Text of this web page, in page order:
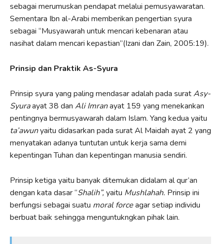
sebagai merumuskan pendapat melalui pemusyawaratan.
Sementara Ibn al-Arabi memberikan pengertian syura
sebagai “Musyawarah untuk mencari kebenaran atau
nasihat dalam mencari kepastian”(Izani dan Zain, 2005:19).
Prinsip dan Praktik As-Syura
Prinsip syura yang paling mendasar adalah pada suratAsy-
Syuraayat 38 dan Ali Imranayat 159 yang menekankan
pentingnya bermusyawarah dalam Islam. Yang kedua yaitu
ta’awunyaitu didasarkan pada surat Al Maidah ayat 2 yang
menyatakan adanya tuntutan untuk kerja sama demi
kepentingan Tuhan dan kepentingan manusia sendiri.
Prinsip ketiga yaitu banyak ditemukan didalam al qur’an
dengan kata dasar “Shalih”, yaitu Mushlahah. Prinsip ini
berfungsi sebagai suatu moral forceagar setiap individu
berbuat baik sehingga menguntukngkan pihak lain.